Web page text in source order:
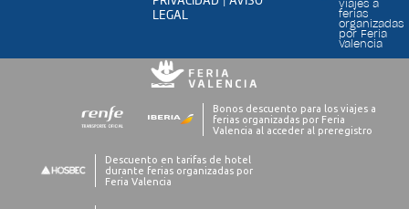
LEGAL
viajes a
ferias
organizadas
por Feria
Valencia